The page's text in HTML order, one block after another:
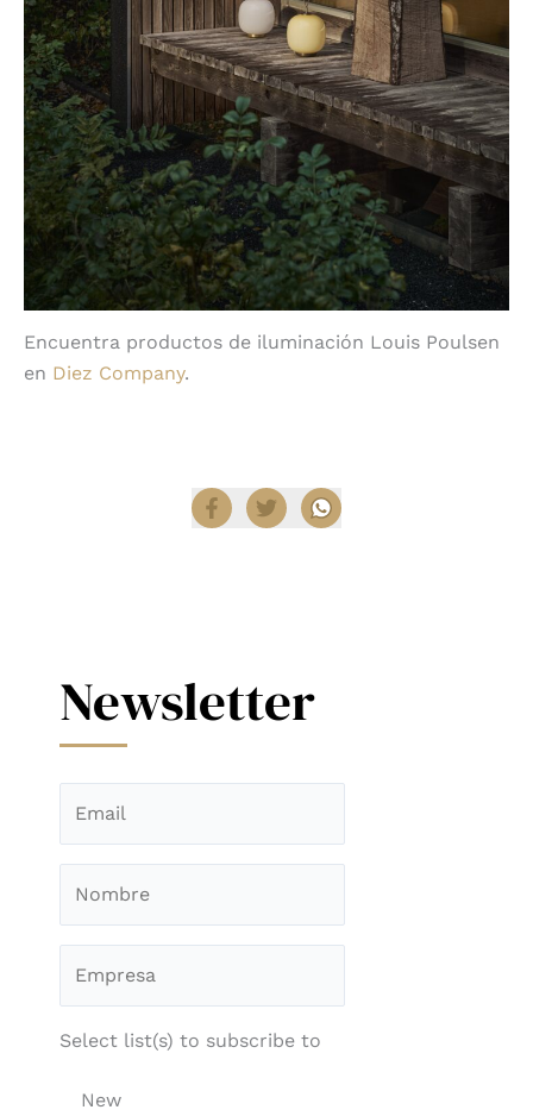
Encuentra productos de iluminación Louis Poulsen
en Diez Company.
Newsletter
Select list(s) to subscribe to
New